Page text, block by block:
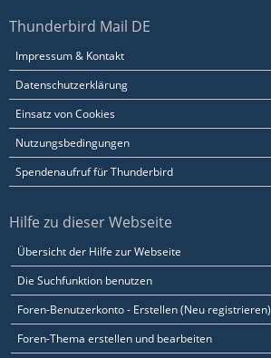
Thunderbird Mail DE
Impressum & Kontakt
Datenschutzerklärung
Einsatz von Cookies
Nutzungsbedingungen
Spendenaufruf für Thunderbird
Hilfe zu dieser Webseite
Übersicht der Hilfe zur Webseite
Die Suchfunktion benutzen
Foren-Benutzerkonto - Erstellen (Neu registrieren)
Foren-Thema erstellen und bearbeiten